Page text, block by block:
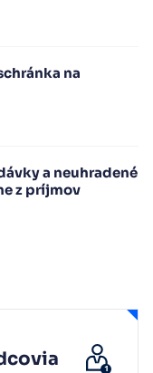
na
a neuhradené
z príjmov